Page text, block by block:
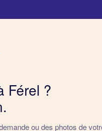
Férel ?
ou des photos de